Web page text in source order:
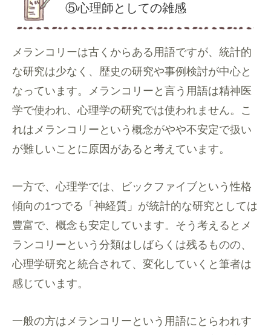
⑤心理師としての雑感
メランコリーは古くからある用語ですが、統計的
な研究は少なく、歴史の研究や事例検討が中心と
なっています。メランコリーと言う用語は精神医
学で使われ、心理学の研究では使われません。こ
れはメランコリーという概念がやや不安定で扱い
が難しいことに原因があると考えています。
一方で、心理学では、ビックファイブという性格
傾向の1つでる「神経質」が統計的な研究としては
豊富で、概念も安定しています。そう考えるとメ
ランコリーという分類はしばらくは残るものの、
心理学研究と統合されて、変化していくと筆者は
感じています。
一般の方はメランコリーという用語にとらわれす